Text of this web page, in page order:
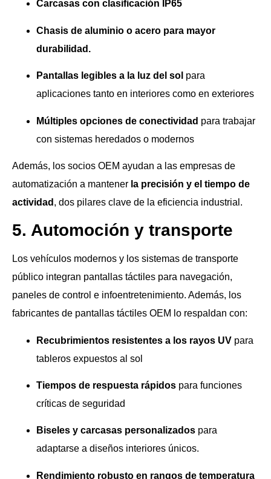
Carcasas con clasificación IP65
Chasis de aluminio o acero para mayor
durabilidad.
Pantallas legibles a la luz del sol para
aplicaciones tanto en interiores como en exteriores
Múltiples opciones de conectividad para trabajar
con sistemas heredados o modernos
Además, los socios OEM ayudan a las empresas de
automatización a mantener la precisión y el tiempo de
actividad , dos pilares clave de la eficiencia industrial.
5. Automoción y transporte
Los vehículos modernos y los sistemas de transporte
público integran pantallas táctiles para navegación,
paneles de control e infoentretenimiento. Además, los
fabricantes de pantallas táctiles OEM lo respaldan con:
Recubrimientos resistentes a los rayos UV para
tableros expuestos al sol
Tiempos de respuesta rápidos para funciones
críticas de seguridad
Biseles y carcasas personalizados para
adaptarse a diseños interiores únicos.
Rendimiento robusto en rangos de temperatura